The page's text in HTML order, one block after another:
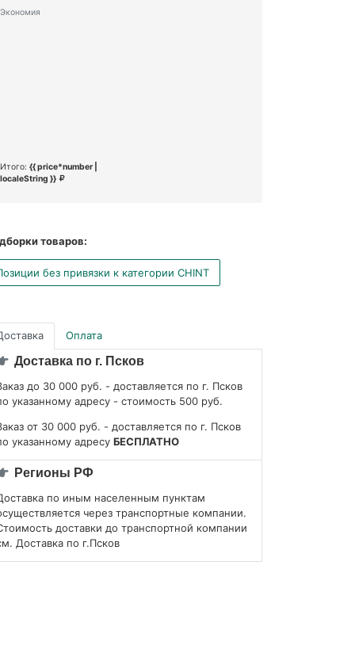
Экономия
Итого: {{ price*number |
localeString }}
товаров:
без привязки к категории CHINT
Оплата
Доставка по г. Псков
до 30 000 руб. - доставляется по г. Псков
указанному адресу - стоимость 500 руб.
от 30 000 руб. - доставляется по г. Псков
указанному адресу БЕСПЛАТНО
Регионы РФ
по иным населенным пунктам
через транспортные компании.
доставки до транспортной компании
Доставка по г.Псков